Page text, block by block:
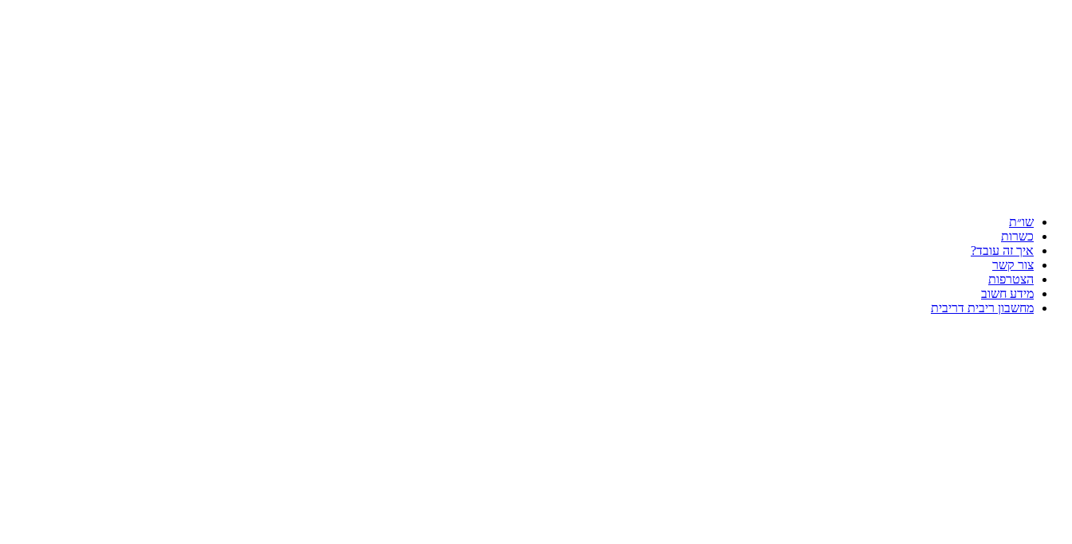
שו״ת
כשרות
איך זה עובד?
צור קשר
הצטרפות
מידע חשוב
מחשבון ריבית דריבית